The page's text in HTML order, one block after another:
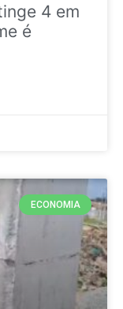
4 em
é
ECONOMIA